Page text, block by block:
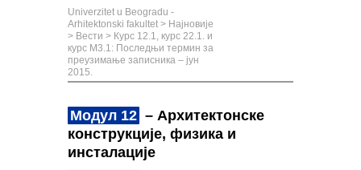
Univerzitet u Beogradu -
Arhitektonski fakultet > Најновије
> Вести > Курс 12.1, курс 22.1. и
курс М3.1: Последњи термин за
преузимање записника – јун
2015.
Модул 12 – Архитектонске
конструкције, физика и
инсталације